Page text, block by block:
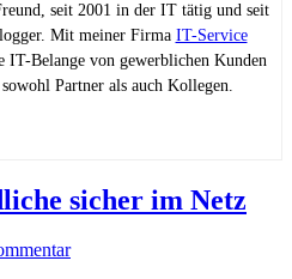
seit 2001 in der IT tätig und seit
Mit meiner Firma IT-Service
Belange von gewerblichen Kunden
Partner als auch Kollegen.
sicher im Netz